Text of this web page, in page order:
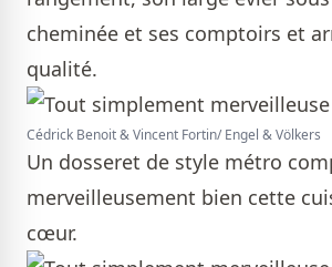
cheminée et ses comptoirs et
qualité.
Cédrick Benoit & Vincent Fortin/ Engel & Völkers
Un dosseret de style métro
merveilleusement bien cette
cœur.